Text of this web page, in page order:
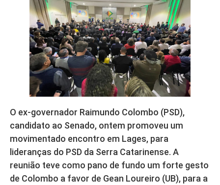
O ex-governador Raimundo Colombo (PSD),
candidato ao Senado, ontem promoveu um
movimentado encontro em Lages, para
lideranças do PSD da Serra Catarinense. A
reunião teve como pano de fundo um forte gesto
de Colombo a favor de Gean Loureiro (UB), para a